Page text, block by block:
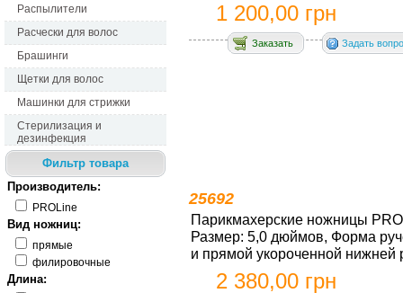
Распылители
Расчески для волос
Брашинги
Щетки для волос
Машинки для стрижки
Стерилизация и
дезинфекция
Фильтр товара
Производитель:
PROLine
Вид ножниц:
прямые
филировочные
Длина:
1 200,00 грн
Заказать Задать
25692
Парикмахерские ножницы
Размер: 5,0 дюймов, Форма
и прямой укороченной нижней
2 380,00 грн